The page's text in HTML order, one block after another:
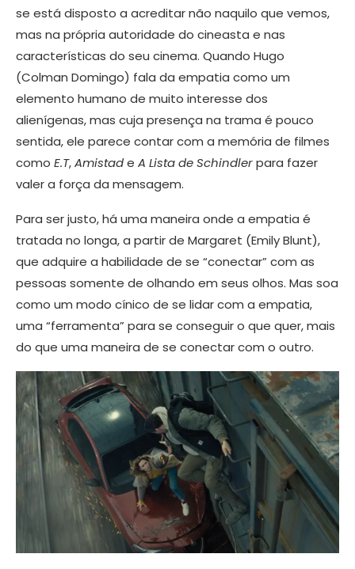
se está disposto a acreditar não naquilo que vemos,
mas na própria autoridade do cineasta e nas
características do seu cinema. Quando Hugo
(Colman Domingo) fala da empatia como um
elemento humano de muito interesse dos
alienígenas, mas cuja presença na trama é pouco
sentida, ele parece contar com a memória de filmes
como E.T,Amistade A Lista de Schindlerpara fazer
valer a força da mensagem.
Para ser justo, há uma maneira onde a empatia é
tratada no longa, a partir de Margaret (Emily Blunt),
que adquire a habilidade de se “conectar” com as
pessoas somente de olhando em seus olhos. Mas soa
como um modo cínico de se lidar com a empatia,
uma “ferramenta” para se conseguir o que quer, mais
do que uma maneira de se conectar com o outro.